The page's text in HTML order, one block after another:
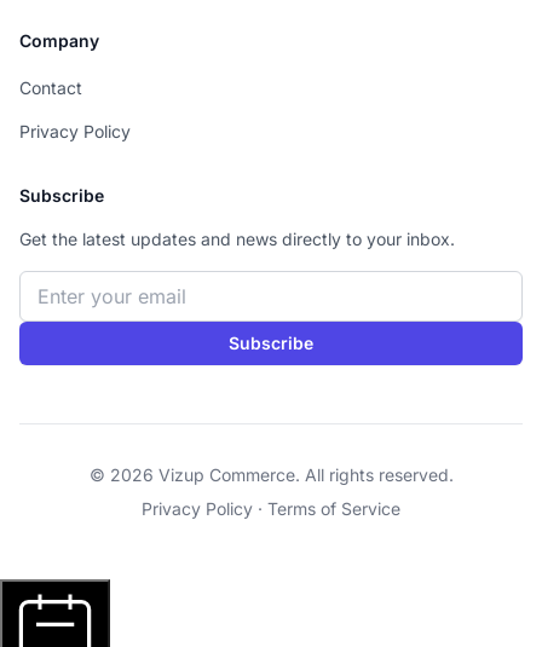
Company
Contact
Privacy Policy
Subscribe
Get the latest updates and news directly to your inbox.
Email address
Subscribe
© 2026 Vizup Commerce. All rights reserved.
Privacy Policy · Terms of Service